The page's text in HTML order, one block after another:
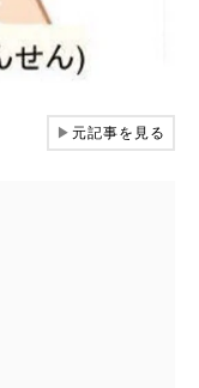
▶元記事を見る